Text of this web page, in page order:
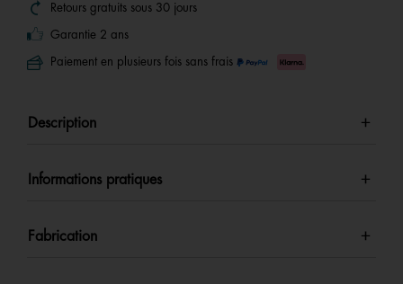
Retours gratuits sous 30 jours
Garantie 2 ans
Paiement en plusieurs fois sans frais
Description
Informations pratiques
Fabrication